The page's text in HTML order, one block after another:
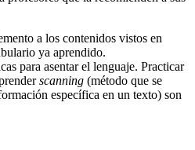
a los contenidos vistos en
ya aprendido.
para asentar el lenguaje. Practicar
scanning (método que se
específica en un texto) son